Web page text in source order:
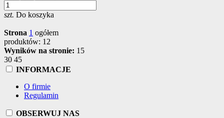
szt. Do koszyka
Strona 1 ogółem
produktów: 12
Wyników na stronie: 15
30 45
INFORMACJE
O firmie
Regulamin
OBSERWUJ NAS